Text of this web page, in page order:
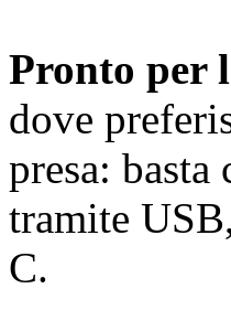
Pronto per
dove
presa:
tramite
C.